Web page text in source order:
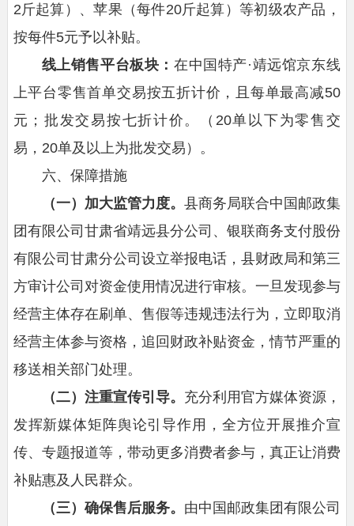
2斤起算）、苹果（每件20斤起算）等初级农产品，
按每件5元予以补贴。
线上销售平台板块： 在中国特产·靖远馆京东线
上平台零售首单交易按五折计价，且每单最高减50
元；批发交易按七折计价。（20单以下为零售交
易，20单及以上为批发交易）。
六、保障措施
（一）加大监管力度。 县商务局联合中国邮政集
团有限公司甘肃省靖远县分公司、银联商务支付股份
有限公司甘肃分公司设立举报电话，县财政局和第三
方审计公司对资金使用情况进行审核。一旦发现参与
经营主体存在刷单、售假等违规违法行为，立即取消
经营主体参与资格，追回财政补贴资金，情节严重的
移送相关部门处理。
（二）注重宣传引导。 充分利用官方媒体资源，
发挥新媒体矩阵舆论引导作用，全方位开展推介宣
传、专题报道等，带动更多消费者参与，真正让消费
补贴惠及人民群众。
（三）确保售后服务。 由中国邮政集团有限公司